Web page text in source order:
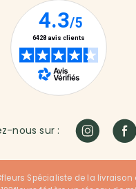
nous sur :
Spécialiste de la livraison